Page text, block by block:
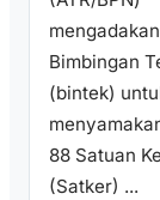
mengadakan
Bimbingan
(bintek)
88 Satuan
(Satker) ...